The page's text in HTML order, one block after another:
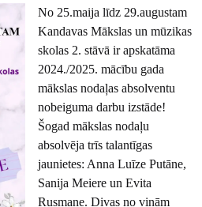
No 25.maija līdz 29.augustam
Kandavas Mākslas un mūzikas
skolas 2. stāvā ir apskatāma
2024./2025. mācību gada
mākslas nodaļas absolventu
nobeiguma darbu izstāde!
Šogad mākslas nodaļu
absolvēja trīs talantīgas
jaunietes: Anna Luīze Putāne,
Sanija Meiere un Evita
Rusmane. Divas no viņām